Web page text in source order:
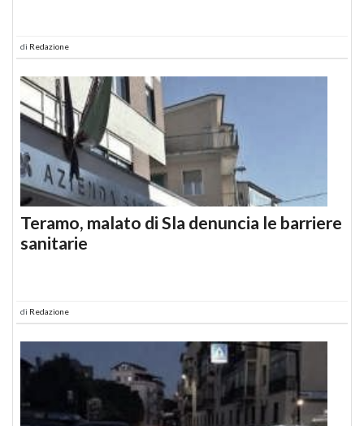
di Redazione
Teramo, malato di Sla denuncia le barriere
sanitarie
di Redazione